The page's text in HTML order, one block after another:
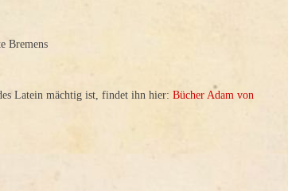
Bremens
Latein mächtig ist, findet ihn hier: Bücher Adam von